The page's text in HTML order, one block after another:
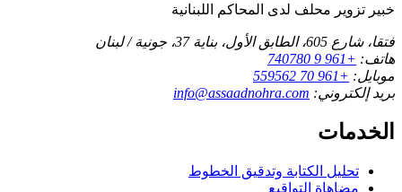
خبير تزوير محلف لدى المحاكم اللبنانية
فتقا، شارع 605، الطابق الأول، بناية 37، جونية / لبنان
هاتف: +961 9 740780
موبايل: +961 70 559562
بريد إلكتروني: info@assaadnohra.com
الخدمات
تحليل الكتابة وتدقيق الخطوط
مضاهاة التواقيع